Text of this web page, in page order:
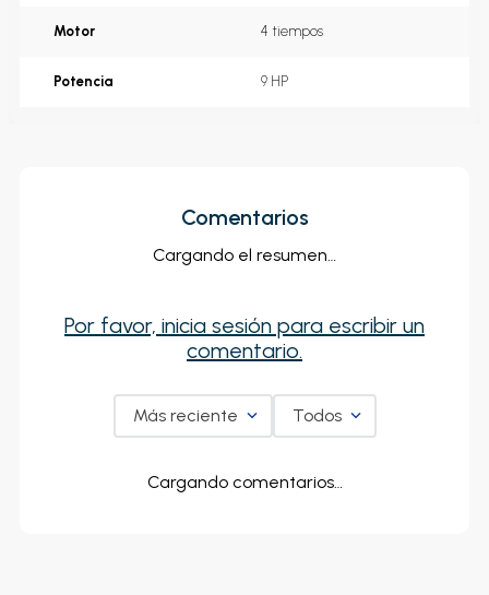
Motor 4 tiempos
Potencia 9 HP
Comentarios
Cargando el resumen…
Por favor, inicia sesión para escribir un
comentario.
Más reciente Todos
Cargando comentarios…